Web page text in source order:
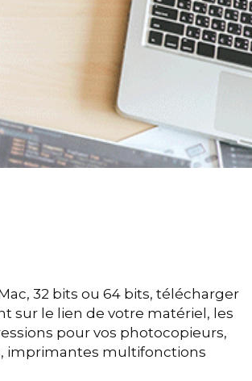
32 bits ou 64 bits, télécharger
sur le lien de votre matériel, les
pour vos photocopieurs,
imprimantes multifonctions